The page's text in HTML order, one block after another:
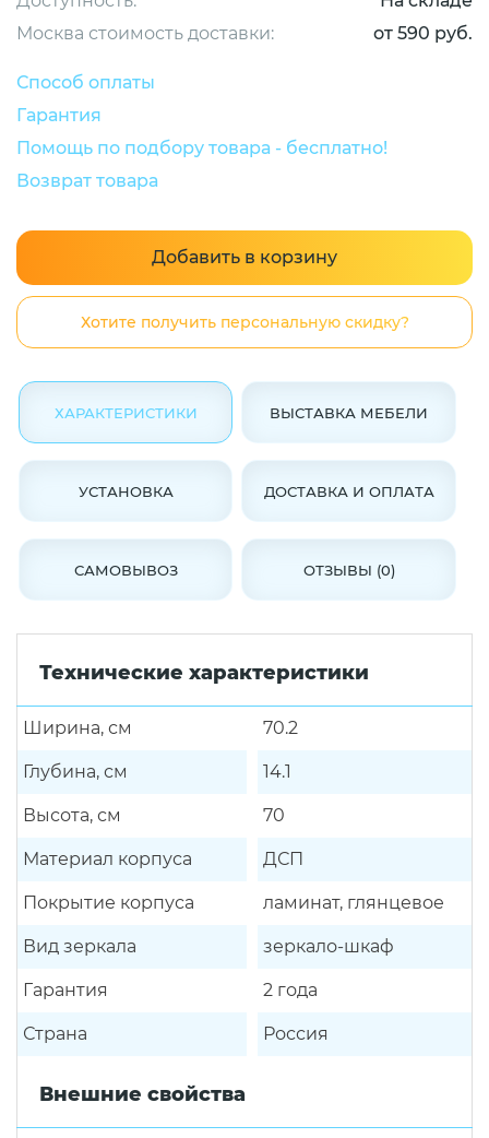
Москва стоимость доставки:
от 590 руб.
Способ оплаты
Гарантия
Помощь по подбору товара - бесплатно!
Возврат товара
Добавить в корзину
Хотите получить персональную скидку?
ХАРАКТЕРИСТИКИ ВЫСТАВКА МЕБЕЛИ
УСТАНОВКА ДОСТАВКА И ОПЛАТА
САМОВЫВОЗ ОТЗЫВЫ (0)
Технические характеристики
Ширина, см 70.2
Глубина, см 14.1
Высота, см 70
Материал корпуса ДСП
Покрытие корпуса ламинат, глянцевое
Вид зеркала зеркало-шкаф
Гарантия 2 года
Страна Россия
Внешние свойства